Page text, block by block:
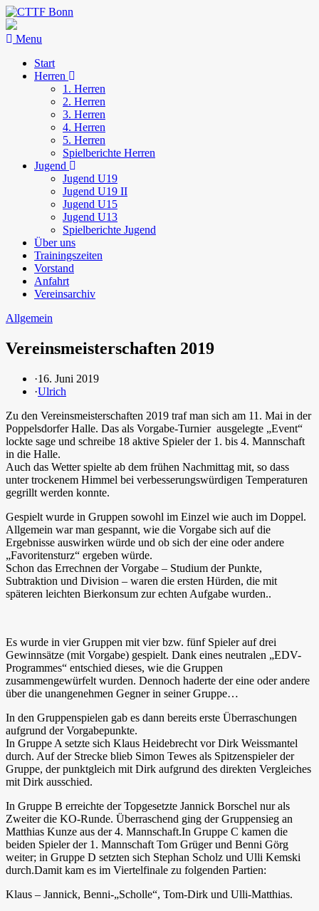
Menu
Start
Herren
1. Herren
2. Herren
3. Herren
4. Herren
5. Herren
Spielberichte Herren
Jugend
Jugend U19
Jugend U19 II
Jugend U15
Jugend U13
Spielberichte Jugend
Über uns
Trainingszeiten
Vorstand
Anfahrt
Vereinsarchiv
Allgemein
Vereinsmeisterschaften 2019
·16. Juni 2019
·Ulrich
Zu den Vereinsmeisterschaften 2019 traf man sich am 11. Mai in der
Poppelsdorfer Halle. Das als Vorgabe-Turnier ausgelegte „Event“
lockte sage und schreibe 18 aktive Spieler der 1. bis 4. Mannschaft
in die Halle.
Auch das Wetter spielte ab dem frühen Nachmittag mit, so dass
unter trockenem Himmel bei verbesserungswürdigen Temperaturen
gegrillt werden konnte.
Gespielt wurde in Gruppen sowohl im Einzel wie auch im Doppel.
Allgemein war man gespannt, wie die Vorgabe sich auf die
Ergebnisse auswirken würde und ob sich der eine oder andere
„Favoritensturz“ ergeben würde.
Schon das Errechnen der Vorgabe – Studium der Punkte,
Subtraktion und Division – waren die ersten Hürden, die mit
späteren leichten Bierkonsum zur echten Aufgabe wurden..
Es wurde in vier Gruppen mit vier bzw. fünf Spieler auf drei
Gewinnsätze (mit Vorgabe) gespielt. Dank eines neutralen „EDV-
Programmes“ entschied dieses, wie die Gruppen
zusammengewürfelt wurden. Dennoch haderte der eine oder andere
über die unangenehmen Gegner in seiner Gruppe…
In den Gruppenspielen gab es dann bereits erste Überraschungen
aufgrund der Vorgabepunkte.
In Gruppe A setzte sich Klaus Heidebrecht vor Dirk Weissmantel
durch. Auf der Strecke blieb Simon Tewes als Spitzenspieler der
Gruppe, der punktgleich mit Dirk aufgrund des direkten Vergleiches
mit Dirk ausschied.
In Gruppe B erreichte der Topgesetzte Jannick Borschel nur als
Zweiter die KO-Runde. Überraschend ging der Gruppensieg an
Matthias Kunze aus der 4. Mannschaft.In Gruppe C kamen die
beiden Spieler der 1. Mannschaft Tom Grüger und Benni Görg
weiter; in Gruppe D setzten sich Stephan Scholz und Ulli Kemski
durch.Damit kam es im Viertelfinale zu folgenden Partien:
Klaus – Jannick, Benni-„Scholle“, Tom-Dirk und Ulli-Matthias.